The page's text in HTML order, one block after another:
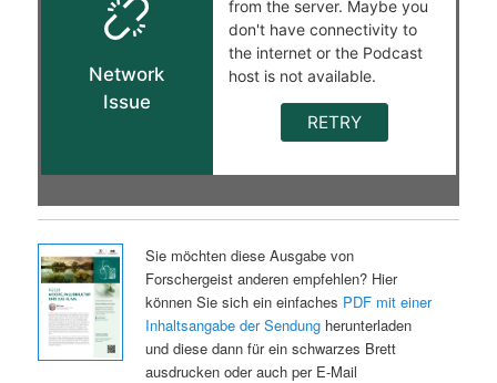
Sie möchten diese Ausgabe von
Forschergeist anderen empfehlen? Hier
können Sie sich ein einfaches PDF mit einer
Inhaltsangabe der Sendungherunterladen
und diese dann für ein schwarzes Brett
ausdrucken oder auch per E-Mail